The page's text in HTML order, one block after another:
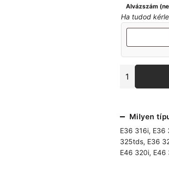
Alvázszám
Ha tudod
E46
bolhák,
hátsó
mennyiség
Milyen
E36 316i, E36
325tds, E36
E46 320i, E46